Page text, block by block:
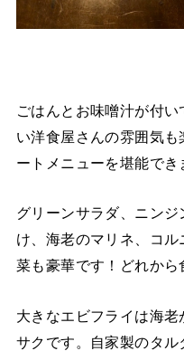
ごはんとお味噌汁が付
い洋食屋さんの雰囲気
ートメニューを堪能でき
グリーンサラダ、ニン
け、海老のマリネ、コ
菜も豪華です！どれから
大きなエビフライは海
サクです。自家製のタ